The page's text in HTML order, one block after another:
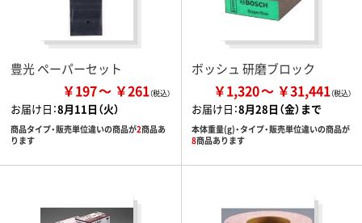
豊光 ペーパーセット
￥197 ￥261
お届け日：8月11日（火）
商品タイプ・販売単位違いの商品が2商品あ
ります
ボッシュ 研磨ブロック
￥1,320 ￥31,441
お届け日：8月28日（金）まで
本体重量(g)・タイプ・販売単位違いの商品が
8商品あります